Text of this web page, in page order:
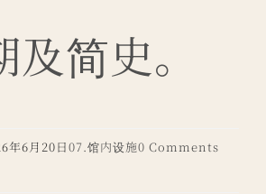
及简史。
年6月20日07.馆内设施0 Comments